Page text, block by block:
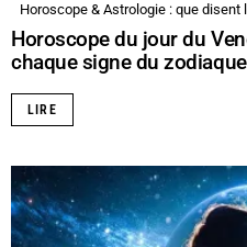
Horoscope & Astrologie : que disent
Horoscope du jour du
chaque signe du zodiaque
LIRE